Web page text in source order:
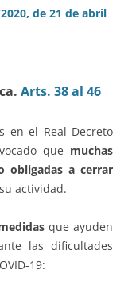
de 21 de abril
Arts. 38 al 46
en el Real Decreto
que muchas
obligadas a cerrar
actividad.
que ayuden
las dificultades
19: